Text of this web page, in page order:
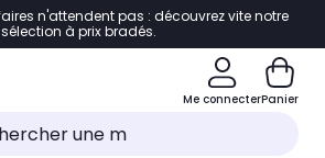
à la navigation
au pied de page
n'attendent pas : découvrez vite notre
sélection à prix bradés.
Me connecterPanier